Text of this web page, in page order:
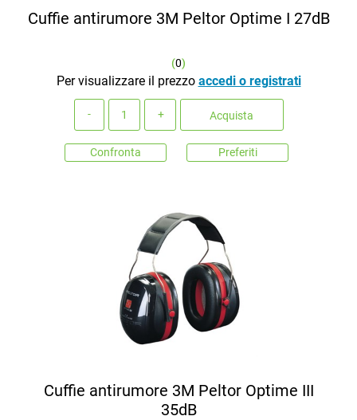
Cuffie antirumore 3M Peltor Optime I 27dB
(0)
Per visualizzare il prezzo accedi o registrati
Acquista
Confronta Preferiti
Cuffie antirumore 3M Peltor Optime III
35dB